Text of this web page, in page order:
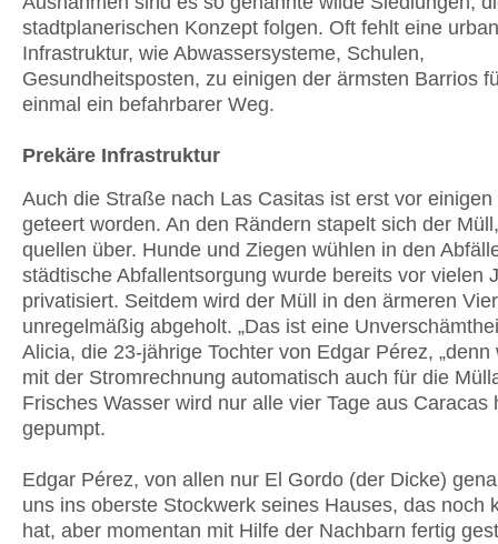
stadtplanerischen Konzept folgen. Oft fehlt eine
Infrastruktur, wie Abwassersysteme, Schulen,
Gesundheitsposten, zu einigen der ärmsten Barrios
einmal ein befahrbarer Weg.
Prekäre Infrastruktur
Auch die Straße nach Las Casitas ist erst vor einigen
geteert worden. An den Rändern stapelt sich der
quellen über. Hunde und Ziegen wühlen in den
städtische Abfallentsorgung wurde bereits vor vielen
privatisiert. Seitdem wird der Müll in den ärmeren
unregelmäßig abgeholt. „Das ist eine
Alicia, die 23-jährige Tochter von Edgar Pérez, „denn
mit der Stromrechnung automatisch auch für die
Frisches Wasser wird nur alle vier Tage aus Caracas
gepumpt.
Edgar Pérez, von allen nur El Gordo (der Dicke)
uns ins oberste Stockwerk seines Hauses, das noch
hat, aber momentan mit Hilfe der Nachbarn fertig